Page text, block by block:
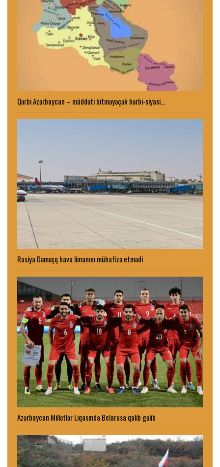
Qərbi Azərbaycan – müddəti bitməyəçək hərbi-siyasi…
Rusiya Dəməşq hava limanını mühafizə etmədi
Azərbaycan Millətlər Liqasında Belarusa qalib gəlib